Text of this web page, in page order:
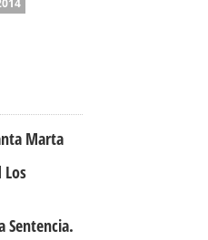
Marta
Los
Sentencia.